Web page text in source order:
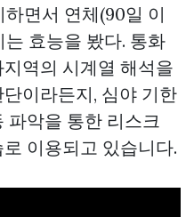
면서 연체(90일 이
효능을 봤다. 통화
역의 시계열 해석을
이라든지, 심야 기한
파악을 통한 리스크
이용되고 있습니다.